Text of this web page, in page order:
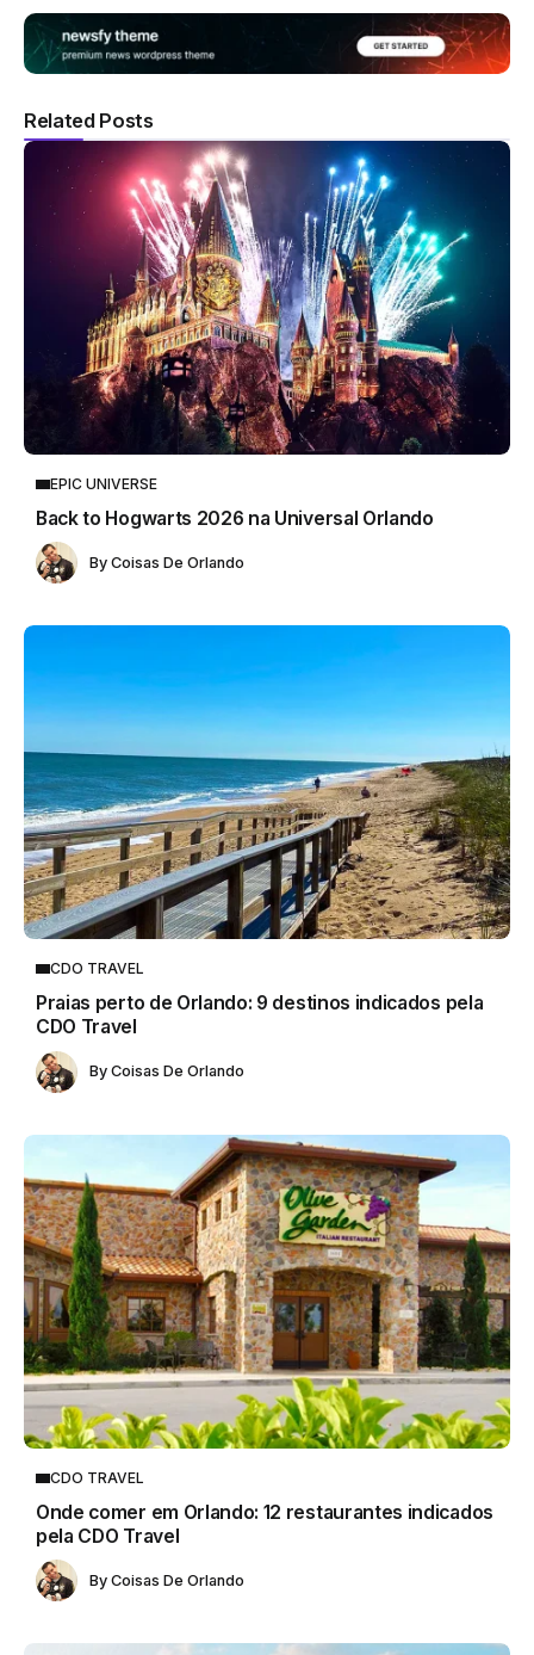
Related Posts
EPIC UNIVERSE
Back to Hogwarts 2026 na Universal Orlando
By Coisas De Orlando
CDO TRAVEL
Praias perto de Orlando: 9 destinos indicados pela
CDO Travel
By Coisas De Orlando
CDO TRAVEL
Onde comer em Orlando: 12 restaurantes indicados
pela CDO Travel
By Coisas De Orlando